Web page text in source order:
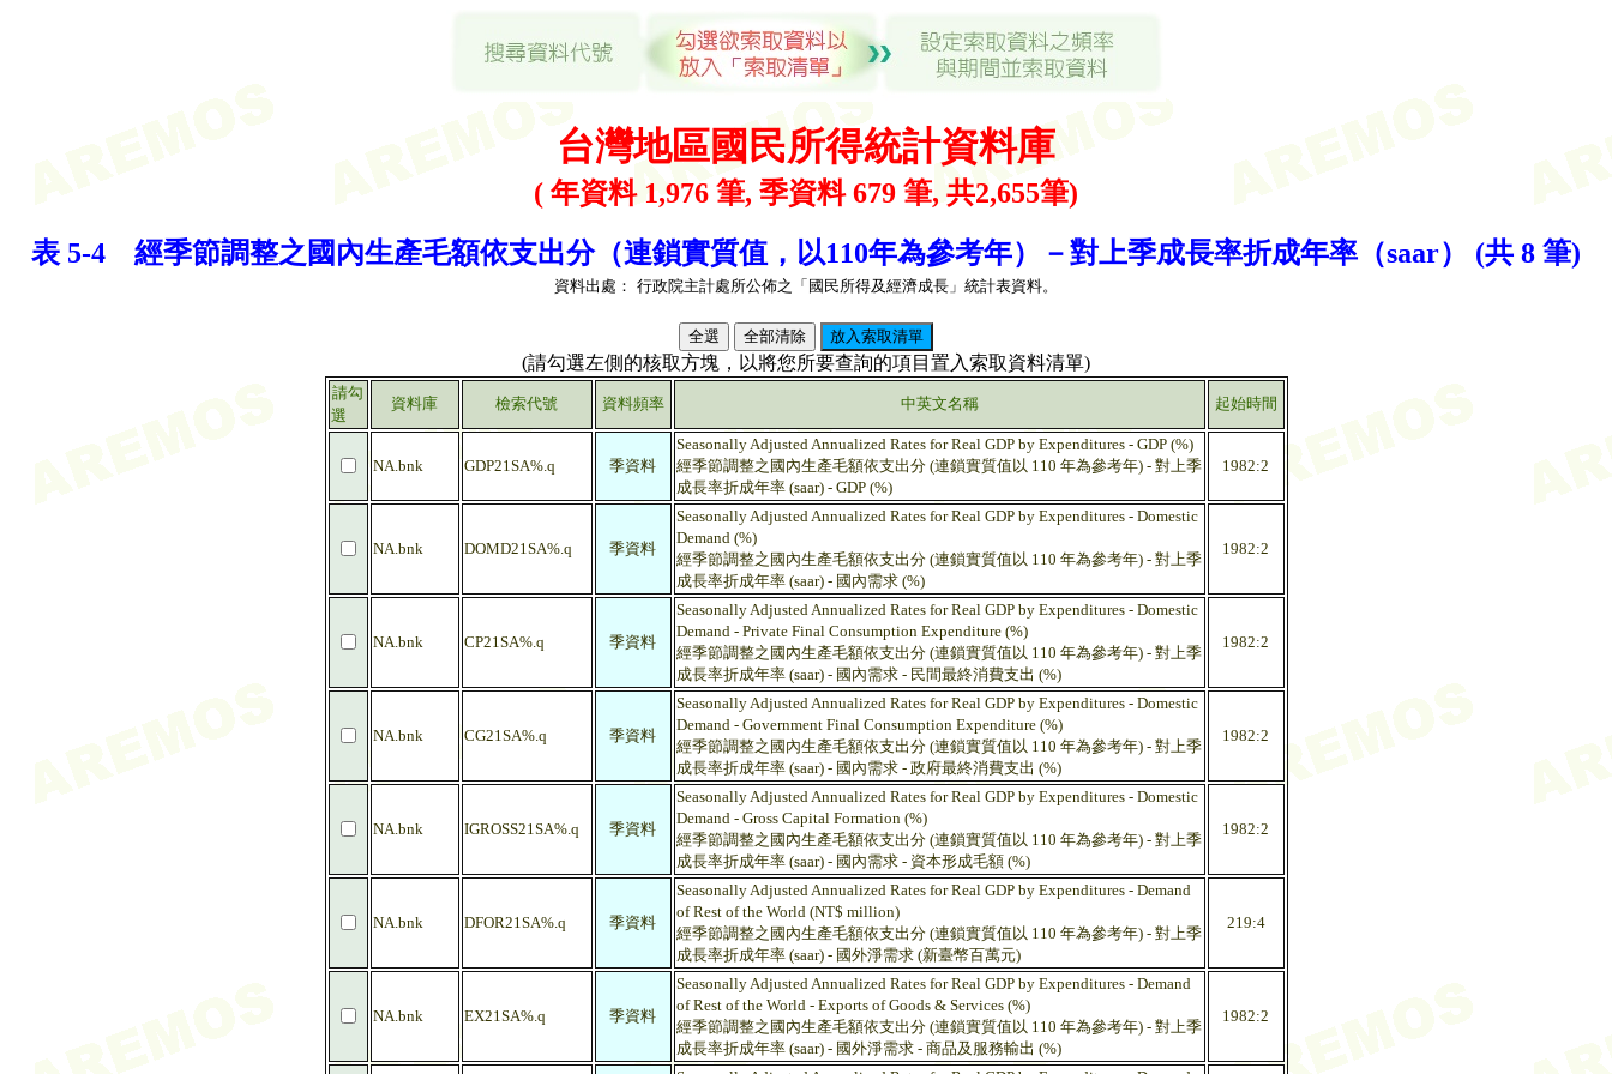
台灣地區國民所得統計資料庫
( 年資料 1,976 筆, 季資料 679 筆, 共2,655筆)
表 5-4 經季節調整之國內生產毛額依支出分（連鎖實質值，以110年為參考年）－對上季成長率折成年率（saar） (共 8 筆)
資料出處： 行政院主計處所公佈之「國民所得及經濟成長」統計表資料。
(請勾選左側的核取方塊，以將您所要查詢的項目置入索取資料清單)
請勾
選
資料庫 檢索代號 資料頻率 中英文名稱 起始時間
NA.bnk GDP21SA%.q 季資料
Seasonally Adjusted Annualized Rates for Real GDP by Expenditures - GDP (%)
經季節調整之國內生產毛額依支出分 (連鎖實質值以 110 年為參考年) - 對上季
成長率折成年率 (saar) - GDP (%)
1982:2
NA.bnk DOMD21SA%.q 季資料
Seasonally Adjusted Annualized Rates for Real GDP by Expenditures - Domestic
Demand (%)
經季節調整之國內生產毛額依支出分 (連鎖實質值以 110 年為參考年) - 對上季
成長率折成年率 (saar) - 國內需求 (%)
1982:2
NA.bnk CP21SA%.q 季資料
Seasonally Adjusted Annualized Rates for Real GDP by Expenditures - Domestic
Demand - Private Final Consumption Expenditure (%)
經季節調整之國內生產毛額依支出分 (連鎖實質值以 110 年為參考年) - 對上季
成長率折成年率 (saar) - 國內需求 - 民間最終消費支出 (%)
1982:2
NA.bnk CG21SA%.q 季資料
Seasonally Adjusted Annualized Rates for Real GDP by Expenditures - Domestic
Demand - Government Final Consumption Expenditure (%)
經季節調整之國內生產毛額依支出分 (連鎖實質值以 110 年為參考年) - 對上季
成長率折成年率 (saar) - 國內需求 - 政府最終消費支出 (%)
1982:2
NA.bnk IGROSS21SA%.q 季資料
Seasonally Adjusted Annualized Rates for Real GDP by Expenditures - Domestic
Demand - Gross Capital Formation (%)
經季節調整之國內生產毛額依支出分 (連鎖實質值以 110 年為參考年) - 對上季
成長率折成年率 (saar) - 國內需求 - 資本形成毛額 (%)
1982:2
NA.bnk DFOR21SA%.q 季資料
Seasonally Adjusted Annualized Rates for Real GDP by Expenditures - Demand
of Rest of the World (NT$ million)
經季節調整之國內生產毛額依支出分 (連鎖實質值以 110 年為參考年) - 對上季
成長率折成年率 (saar) - 國外淨需求 (新臺幣百萬元)
219:4
NA.bnk EX21SA%.q 季資料
Seasonally Adjusted Annualized Rates for Real GDP by Expenditures - Demand
of Rest of the World - Exports of Goods & Services (%)
經季節調整之國內生產毛額依支出分 (連鎖實質值以 110 年為參考年) - 對上季
成長率折成年率 (saar) - 國外淨需求 - 商品及服務輸出 (%)
1982:2